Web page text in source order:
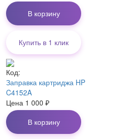
В корзину
Купить в 1 клик
Код:
Заправка картриджа HP
C4152A
Цена 1 000 ₽
В корзину